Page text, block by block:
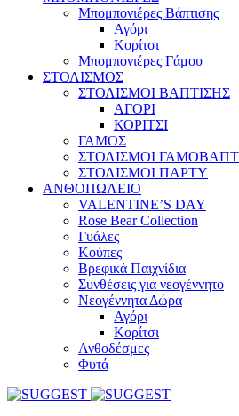
Μπομπονιέρες Βάπτισης
Αγόρι
Κορίτσι
Μπομπονιέρες Γάμου
ΣΤΟΛΙΣΜΟΣ
ΣΤΟΛΙΣΜΟΙ ΒΑΠΤΙΣΗΣ
ΑΓΟΡΙ
ΚΟΡΙΤΣΙ
ΓΑΜΟΣ
ΣΤΟΛΙΣΜΟΙ
ΣΤΟΛΙΣΜΟΙ ΠΑΡΤΥ
ΑΝΘΟΠΩΛΕΙΟ
VALENTINE’S DAY
Rose Bear Collection
Γυάλες
Κούπες
Βρεφικά Παιχνίδια
Συνθέσεις για νεογέννητο
Νεογέννητα Δώρα
Αγόρι
Κορίτσι
Ανθοδέσμες
Φυτά